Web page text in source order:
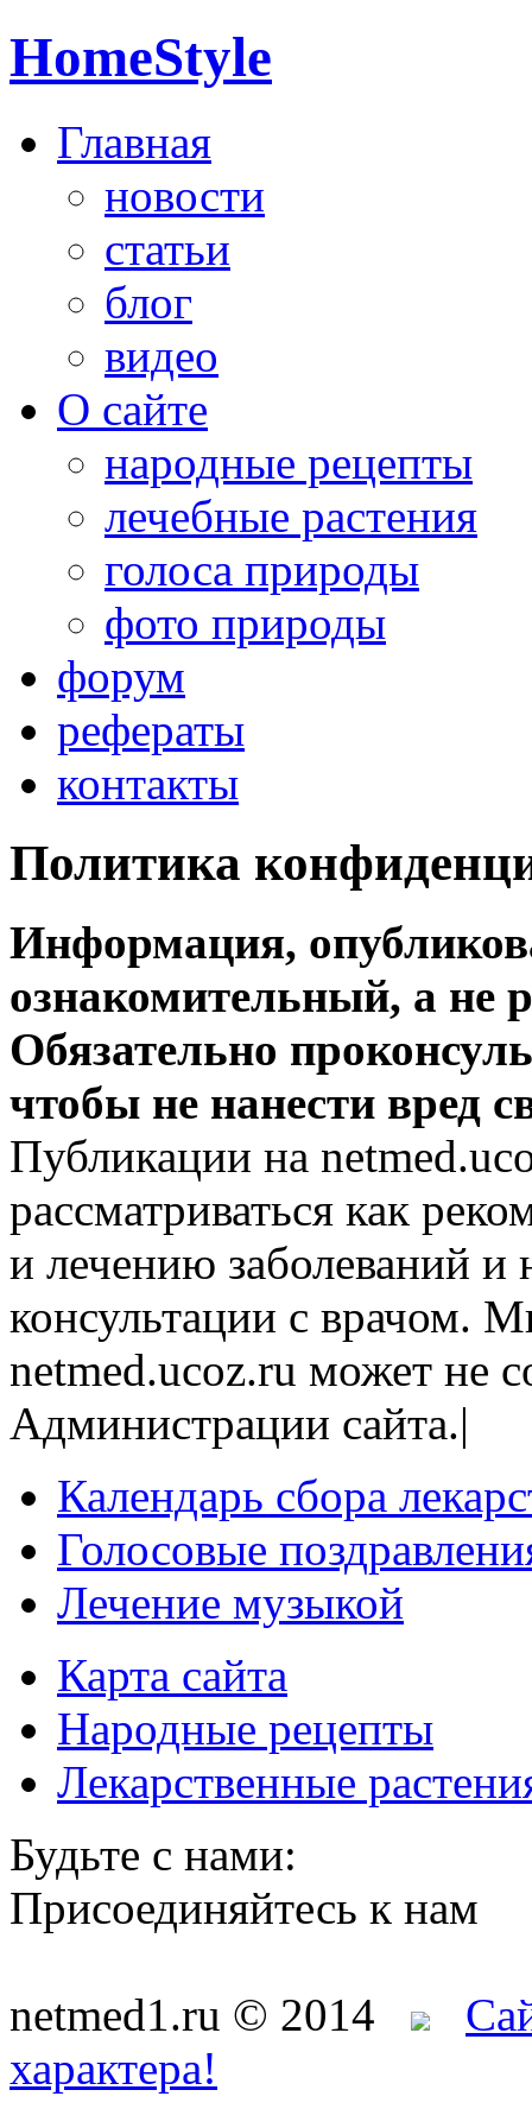
HomeStyle
Главная
новости
статьи
блог
видео
О сайте
народные рецепты
лечебные растения
голоса природы
фото природы
форум
рефераты
контакты
Политика
Информация,
ознакомительный, а не
Обязательно
чтобы не нанести вред
Публикации на
рассматриваться как
и лечению заболеваний и
консультации с врачом.
netmed.ucoz.ru может не
Администрации сайта.|
Календарь сбора
Голосовые
Лечение музыкой
Карта сайта
Народные рецепты
Лекарственные
Будьте с нами:
Присоединяйтесь к нам
netmed1.ru © 2014
характера!